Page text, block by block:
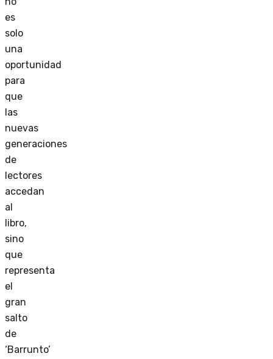
es
solo
una
oportunidad
para
que
las
nuevas
generaciones
de
lectores
accedan
al
libro,
sino
que
representa
el
gran
salto
de
‘Barrunto’